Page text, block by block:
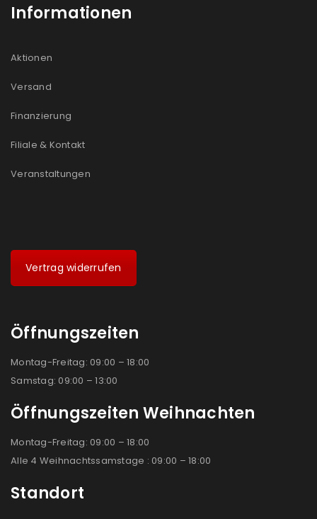
Informationen
Aktionen
Versand
Finanzierung
Filiale & Kontakt
Veranstaltungen
Vertrag widerrufen
Öffnungszeiten
Montag-Freitag: 09:00 – 18:00
Samstag: 09:00 – 13:00
Öffnungszeiten Weihnachten
Montag-Freitag: 09:00 – 18:00
Alle 4 Weihnachtssamstage : 09:00 – 18:00
Standort